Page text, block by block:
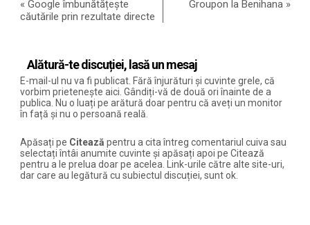
«Google îmbunătățește
căutările prin rezultate directe
Groupon la Benihana »
Alătură-te discuției, lasă un mesaj
E-mail-ul nu va fi publicat. Fără înjurături și cuvinte grele, că
vorbim prietenește aici. Gândiți-vă de două ori înainte de a
publica. Nu o luați pe arătură doar pentru că aveți un monitor
în față și nu o persoană reală.
Apăsați pe Citează pentru a cita întreg comentariul cuiva sau
selectați întâi anumite cuvinte și apăsați apoi pe Citează
pentru a le prelua doar pe acelea. Link-urile către alte site-uri,
dar care au legătură cu subiectul discuției, sunt ok.